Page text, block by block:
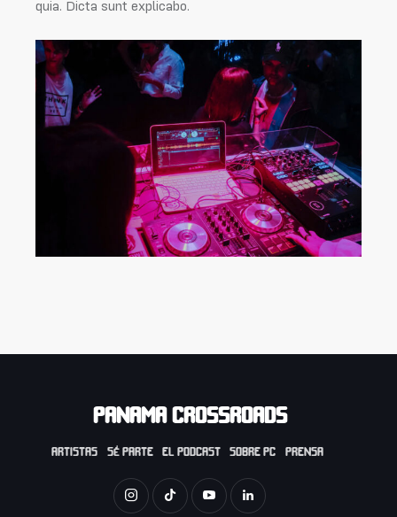
quia. Dicta sunt explicabo.
PANAMA CROSSROADS
ARTISTAS SÉ PARTE EL PODCAST SOBRE PC PRENSA